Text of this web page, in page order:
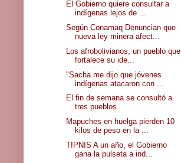
El Gobierno quiere consultar a
indígenas lejos de ...
Según Conamaq Denuncian que
nueva ley minera afect...
Los afrobolivianos, un pueblo que
fortalece su ide...
"Sacha me dijo que jóvenes
indígenas atacaron con ...
El fin de semana se consultó a
tres pueblos
Mapuches en huelga pierden 10
kilos de peso en la ...
TIPNIS A un año, el Gobierno
gana la pulseta a ind...